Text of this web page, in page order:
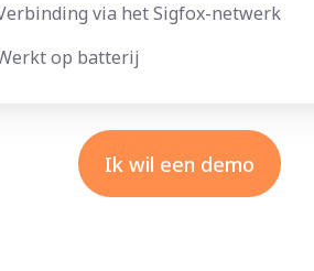
via het Sigfox-netwerk
op batterij
Ik wil een demo